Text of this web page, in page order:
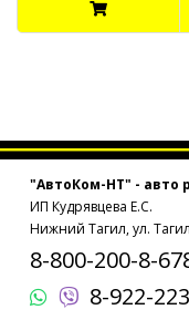
"АвтоКом-НТ" - авто
ИП Кудрявцева Е.С.
Нижний Тагил, ул.
8-800-200-8-
8-922-